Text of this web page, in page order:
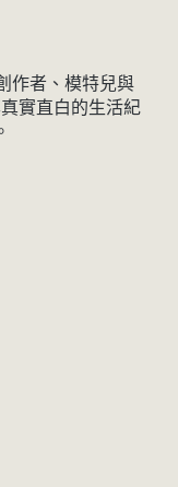
作者、模特兒與
實直白的生活紀